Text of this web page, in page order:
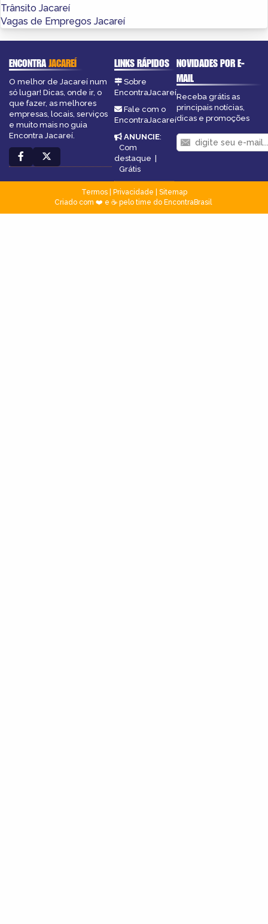
Trânsito Jacareí
Vagas de Empregos Jacareí
ENCONTRAJACAREÍ
O melhor de Jacareí num
só lugar! Dicas, onde ir, o
que fazer, as melhores
empresas, locais, serviços
e muito mais no guia
Encontra Jacareí.
LINKS RÁPIDOS
Sobre
EncontraJacareí
Fale com o
EncontraJacareí
ANUNCIE:
Com
destaque
Grátis
NOVIDADES POR E-
MAIL
Receba grátis as
principais notícias,
dicas e promoções
Termos| Privacidade
Sitemap
Criado com ❤️ e ☕ pelo time do EncontraBrasil